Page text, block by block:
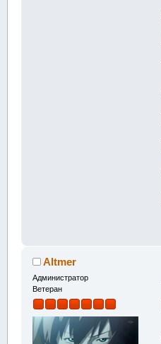
Altmer
Администратор
Ветеран